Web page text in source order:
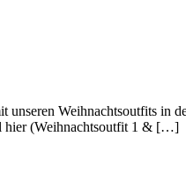
Weihnachtsoutfits in
hier (Weihnachtsoutfit 1 & […]